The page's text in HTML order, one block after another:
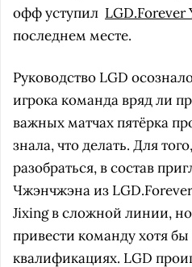
офф уступил LGD.Forever
последнем месте.
Руководство LGD
игрока команда вряд ли
важных матчах пятёрка
знала, что делать. Для
разобраться, в состав
Чжэнчжэна из
Jixing в сложной линии,
привести команду хотя
квалификациях. LGD